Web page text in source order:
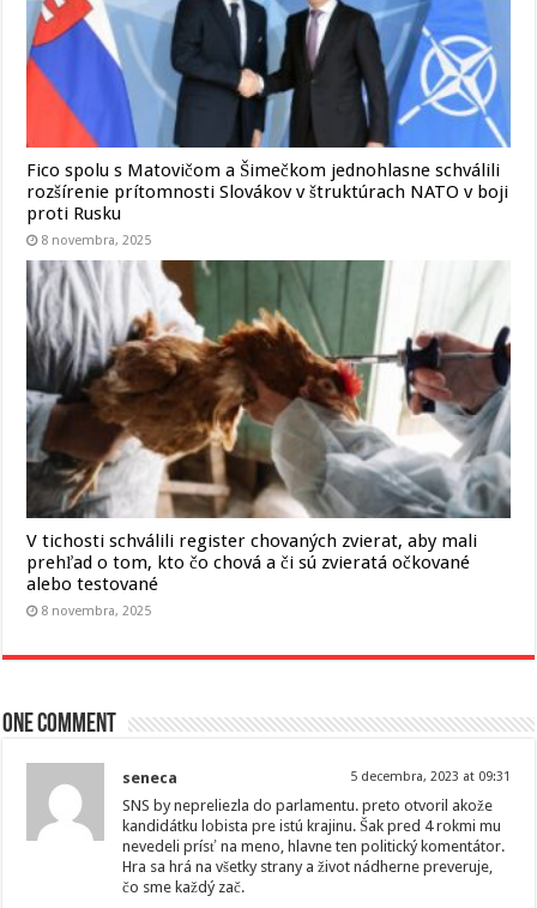
Fico spolu s Matovičom a Šimečkom jednohlasne schválili
rozšírenie prítomnosti Slovákov v štruktúrach NATO v boji
proti Rusku
8 novembra, 2025
V tichosti schválili register chovaných zvierat, aby mali
prehľad o tom, kto čo chová a či sú zvieratá očkované
alebo testované
8 novembra, 2025
One comment
seneca 5 decembra, 2023 at 09:31
SNS by nepreliezla do parlamentu. preto otvoril akože
kandidátku lobista pre istú krajinu. Šak pred 4 rokmi mu
nevedeli prísť na meno, hlavne ten politický komentátor.
Hra sa hrá na všetky strany a život nádherne preveruje,
čo sme každý zač.